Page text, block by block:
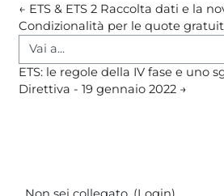
← ETS & ETS 2 Raccolta dati e la
Condizionalità per le quote
Vai a...
ETS: le regole della IV fase e uno
Direttiva - 19 gennaio 2022 →